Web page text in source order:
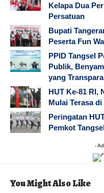
Kelapa Dua
Persatuan
Bupati
Peserta Fun
PPID Tangsel
Publik,
yang
HUT Ke-81 RI,
Mulai Terasa
Peringatan
Pemkot
-
You Might Also Like